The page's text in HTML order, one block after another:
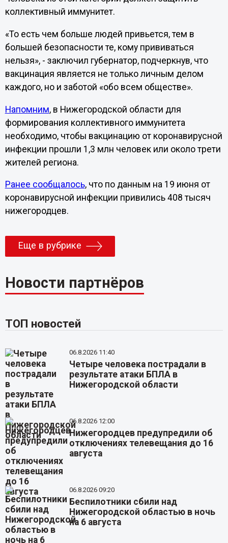
коллективный иммунитет.
«То есть чем больше людей привьется, тем в
большей безопасности те, кому прививаться
нельзя», - заключил губернатор, подчеркнув, что
вакцинация является не только личным делом
каждого, но и заботой «обо всем обществе».
Напомним, в Нижегородской области для
формирования коллективного иммунитета
необходимо, чтобы вакцинацию от коронавирусной
инфекции прошли 1,3 млн человек или около трети
жителей региона.
Ранее сообщалось, что по данным на 19 июня от
коронавирусной инфекции привились 408 тысяч
нижегородцев.
Еще в рубрике
Новости партнёров
ТОП новостей
06.8.2026 11:40
Четыре человека пострадали в
результате атаки БПЛА в
Нижегородской области
06.8.2026 12:00
Нижегородцев предупредили об
отключениях телевещания до 16
августа
06.8.2026 09:20
Беспилотники сбили над
Нижегородской областью в ночь
на 6 августа